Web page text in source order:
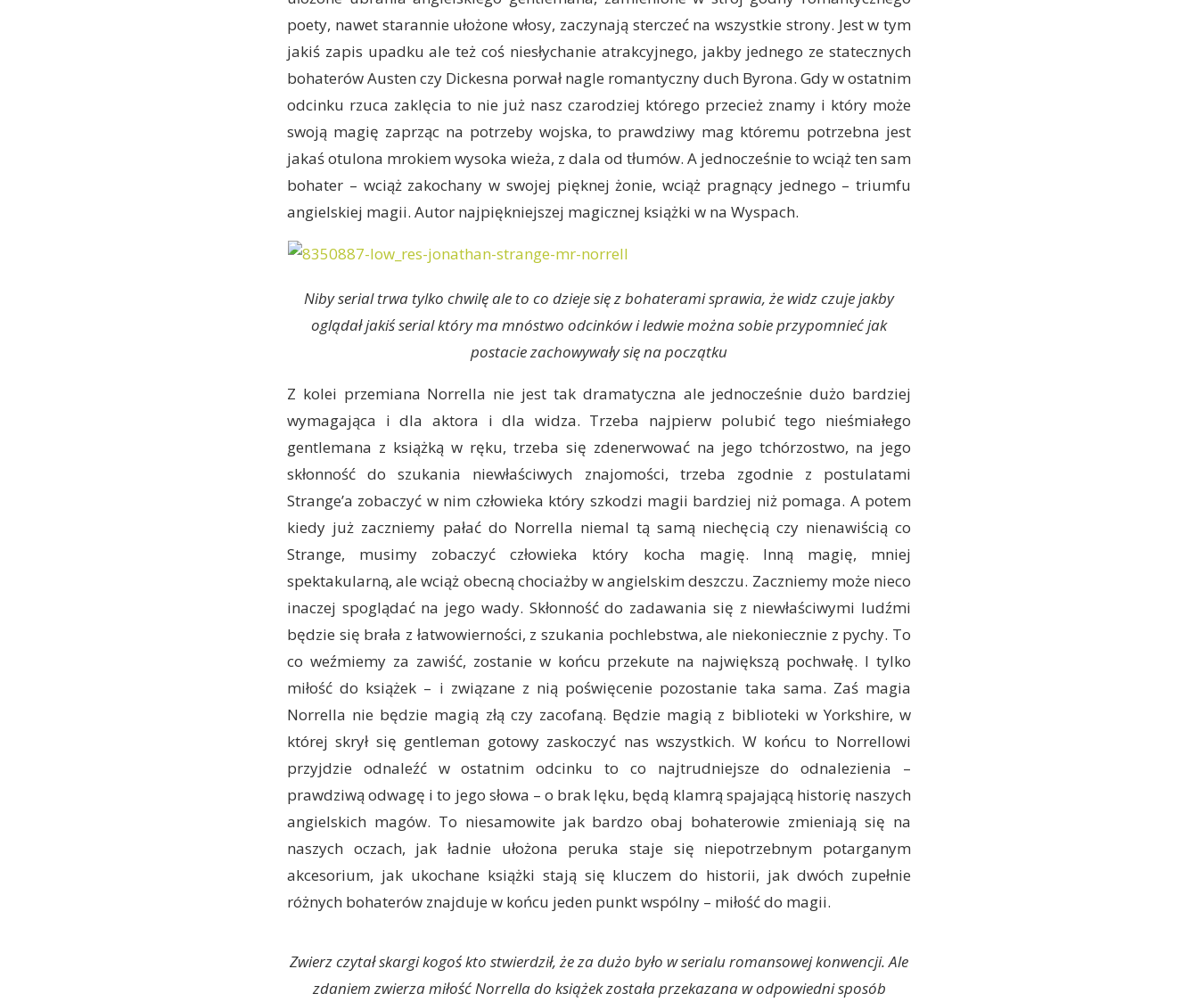
poety, nawet starannie ułożone włosy, zaczynają sterczeć na wszystkie strony. Jest w tym
jakiś zapis upadku ale też coś niesłychanie atrakcyjnego, jakby jednego ze statecznych
bohaterów Austen czy Dickesna porwał nagle romantyczny duch Byrona. Gdy w ostatnim
odcinku rzuca zaklęcia to nie już nasz czarodziej którego przecież znamy i który może
swoją magię zaprząc na potrzeby wojska, to prawdziwy mag któremu potrzebna jest
jakaś otulona mrokiem wysoka wieża, z dala od tłumów. A jednocześnie to wciąż ten sam
bohater – wciąż zakochany w swojej pięknej żonie, wciąż pragnący jednego – triumfu
angielskiej magii. Autor najpiękniejszej magicznej książki w na Wyspach.
Niby serial trwa tylko chwilę ale to co dzieje się z bohaterami sprawia, że widz czuje jakby
oglądał jakiś serial który ma mnóstwo odcinków i ledwie można sobie przypomnieć jak
postacie zachowywały się na początku
Z kolei przemiana Norrella nie jest tak dramatyczna ale jednocześnie dużo bardziej
wymagająca i dla aktora i dla widza. Trzeba najpierw polubić tego nieśmiałego
gentlemana z książką w ręku, trzeba się zdenerwować na jego tchórzostwo, na jego
skłonność do szukania niewłaściwych znajomości, trzeba zgodnie z postulatami
Strange’a zobaczyć w nim człowieka który szkodzi magii bardziej niż pomaga. A potem
kiedy już zaczniemy pałać do Norrella niemal tą samą niechęcią czy nienawiścią co
Strange, musimy zobaczyć człowieka który kocha magię. Inną magię, mniej
spektakularną, ale wciąż obecną chociażby w angielskim deszczu. Zaczniemy może nieco
inaczej spoglądać na jego wady. Skłonność do zadawania się z niewłaściwymi ludźmi
będzie się brała z łatwowierności, z szukania pochlebstwa, ale niekoniecznie z pychy. To
co weźmiemy za zawiść, zostanie w końcu przekute na największą pochwałę. I tylko
miłość do książek – i związane z nią poświęcenie pozostanie taka sama. Zaś magia
Norrella nie będzie magią złą czy zacofaną. Będzie magią z biblioteki w Yorkshire, w
której skrył się gentleman gotowy zaskoczyć nas wszystkich. W końcu to Norrellowi
przyjdzie odnaleźć w ostatnim odcinku to co najtrudniejsze do odnalezienia –
prawdziwą odwagę i to jego słowa – o brak lęku, będą klamrą spajającą historię naszych
angielskich magów. To niesamowite jak bardzo obaj bohaterowie zmieniają się na
naszych oczach, jak ładnie ułożona peruka staje się niepotrzebnym potarganym
akcesorium, jak ukochane książki stają się kluczem do historii, jak dwóch zupełnie
różnych bohaterów znajduje w końcu jeden punkt wspólny – miłość do magii.
Zwierz czytał skargi kogoś kto stwierdził, że za dużo było w serialu romansowej konwencji. Ale
zdaniem zwierza miłość Norrella do książek została przekazana w odpowiedni sposób